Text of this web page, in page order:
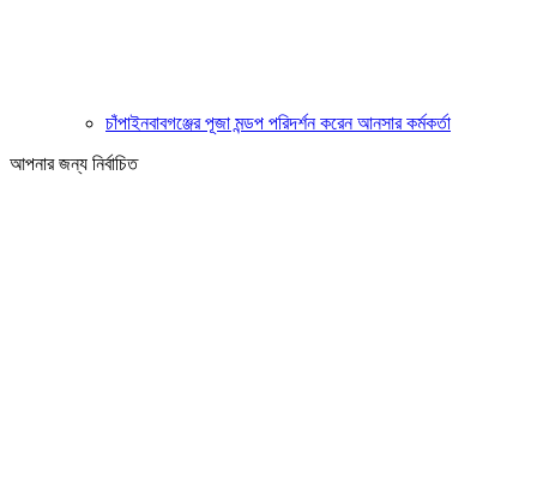
চাঁপাইনবাবগঞ্জের পূজা মন্ডপ পরিদর্শন করেন আনসার কর্মকর্তা
আপনার জন্য নির্বাচিত